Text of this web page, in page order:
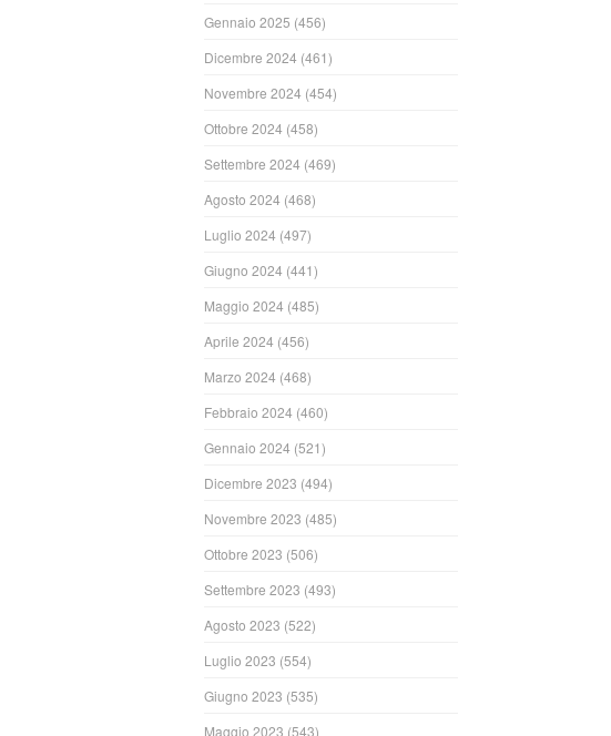
Gennaio 2025 (456)
Dicembre 2024 (461)
Novembre 2024 (454)
Ottobre 2024 (458)
Settembre 2024 (469)
Agosto 2024 (468)
Luglio 2024 (497)
Giugno 2024 (441)
Maggio 2024 (485)
Aprile 2024 (456)
Marzo 2024 (468)
Febbraio 2024 (460)
Gennaio 2024 (521)
Dicembre 2023 (494)
Novembre 2023 (485)
Ottobre 2023 (506)
Settembre 2023 (493)
Agosto 2023 (522)
Luglio 2023 (554)
Giugno 2023 (535)
Maggio 2023 (543)